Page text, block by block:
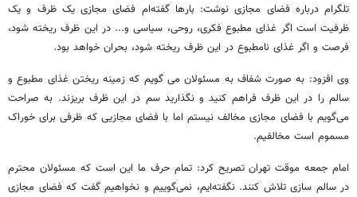
تلگرام درباره فضای مجازی نوشت: بارها گفته‌ام فضای مجازی یک ظرف و یک
ظرفیت است اگر غذای مطبوع فکری، روحی، سیاسی و... در این ظرف ریخته شود،
فرصت و اگر غذای نامطبوع در این ظرف ریخته شود، بحران خواهد بود.
وی افزود: به صورت شفاف به مسئولان می گویم که زمینه ریختن غذای مطبوع و
سالم را در این ظرف فراهم کنید و نگذارید سم در این ظرف بریزند. به صراحت
می‌گویم با فضای مجازی مخالف نیستم اما با فضای مجازیی که ظرفی برای خوراک
مسموم است مخالفیم.
امام جمعه موقت تهران تصریح کرد: تمام حرف ما این است که مسئولان محترم
در سالم سازی تلاش کنند. نگفته‌ایم، نمی‌گوییم و نخواهیم گفت که فضای مجازی